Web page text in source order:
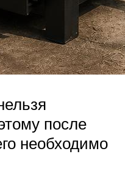
после
необходимо